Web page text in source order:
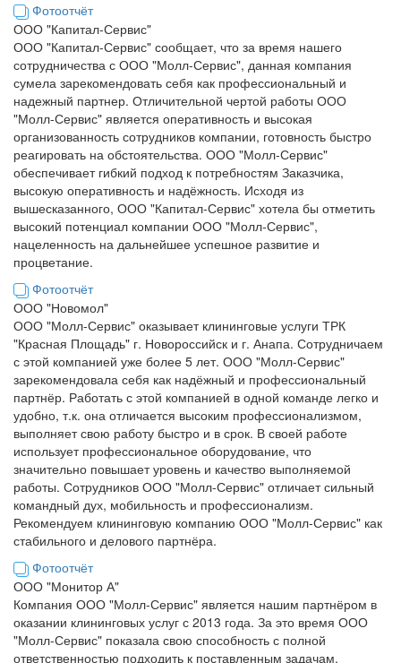
Фотоотчёт
ООО "Капитал-Сервис"
ООО "Капитал-Сервис" сообщает, что за время нашего
сотрудничества с ООО "Молл-Сервис", данная компания
сумела зарекомендовать себя как профессиональный и
надежный партнер. Отличительной чертой работы ООО
"Молл-Сервис" является оперативность и высокая
организованность сотрудников компании, готовность быстро
реагировать на обстоятельства. ООО "Молл-Сервис"
обеспечивает гибкий подход к потребностям Заказчика,
высокую оперативность и надёжность. Исходя из
вышесказанного, ООО "Капитал-Сервис" хотела бы отметить
высокий потенциал компании ООО "Молл-Сервис",
нацеленность на дальнейшее успешное развитие и
процветание.
Фотоотчёт
ООО "Новомол"
ООО "Молл-Сервис" оказывает клининговые услуги ТРК
"Красная Площадь" г. Новороссийск и г. Анапа. Сотрудничаем
с этой компанией уже более 5 лет. ООО "Молл-Сервис"
зарекомендовала себя как надёжный и профессиональный
партнёр. Работать с этой компанией в одной команде легко и
удобно, т.к. она отличается высоким профессионализмом,
выполняет свою работу быстро и в срок. В своей работе
использует профессиональное оборудование, что
значительно повышает уровень и качество выполняемой
работы. Сотрудников ООО "Молл-Сервис" отличает сильный
командный дух, мобильность и профессионализм.
Рекомендуем клининговую компанию ООО "Молл-Сервис" как
стабильного и делового партнёра.
Фотоотчёт
ООО "Монитор А"
Компания ООО "Молл-Сервис" является нашим партнёром в
оказании клининговых услуг с 2013 года. За это время ООО
"Молл-Сервис" показала свою способность с полной
ответственностью подходить к поставленным задачам,